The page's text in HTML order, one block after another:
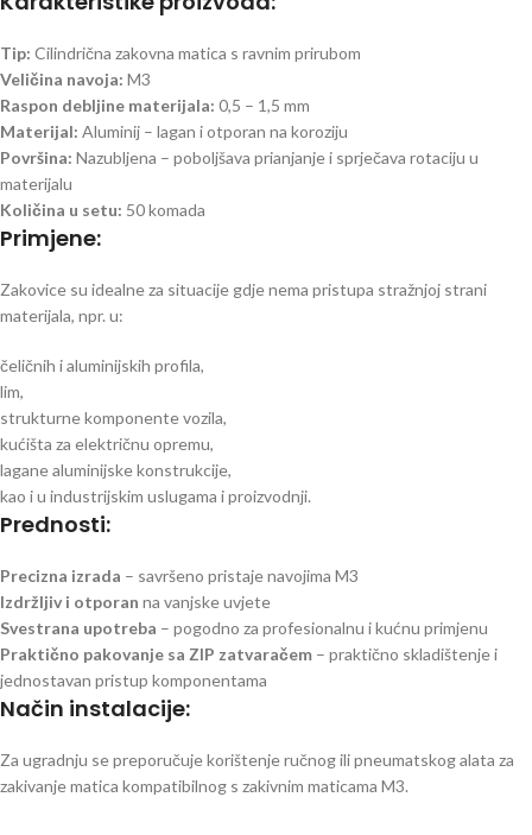
Tip: Cilindrična zakovna matica s ravnim prirubom
Veličina navoja: M3
Raspon debljine materijala: 0,5 – 1,5 mm
Materijal: Aluminij – lagan i otporan na koroziju
Površina: Nazubljena – poboljšava prianjanje i sprječava rotaciju u
materijalu
Količina u setu: 50 komada
Primjene:
Zakovice su idealne za situacije gdje nema pristupa stražnjoj strani
materijala, npr. u:
čeličnih i aluminijskih profila,
lim,
strukturne komponente vozila,
kućišta za električnu opremu,
lagane aluminijske konstrukcije,
kao i u industrijskim uslugama i proizvodnji.
Prednosti:
Precizna izrada – savršeno pristaje navojima M3
Izdržljiv i otporan na vanjske uvjete
Svestrana upotreba – pogodno za profesionalnu i kućnu primjenu
Praktično pakovanje sa ZIP zatvaračem – praktično skladištenje i
jednostavan pristup komponentama
Način instalacije:
Za ugradnju se preporučuje korištenje ručnog ili pneumatskog alata za
zakivanje matica kompatibilnog s zakivnim maticama M3.